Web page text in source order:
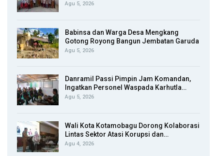
Agu 5, 2026
Babinsa dan Warga Desa Mengkang
Gotong Royong Bangun Jembatan Garuda
Agu 5, 2026
Danramil Passi Pimpin Jam Komandan,
Ingatkan Personel Waspada Karhutla…
Agu 5, 2026
Wali Kota Kotamobagu Dorong Kolaborasi
Lintas Sektor Atasi Korupsi dan…
Agu 4, 2026